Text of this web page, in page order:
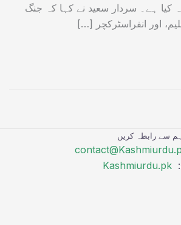
کیا ہے۔ سردار سعید نے کہا کہ جنگ
اور انفراسٹرکچر […]
ہم سے رابطہ کریں
Kashmiurdu.pk